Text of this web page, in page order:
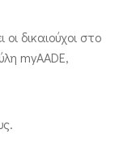
δικαιούχοι στο
myAADE,